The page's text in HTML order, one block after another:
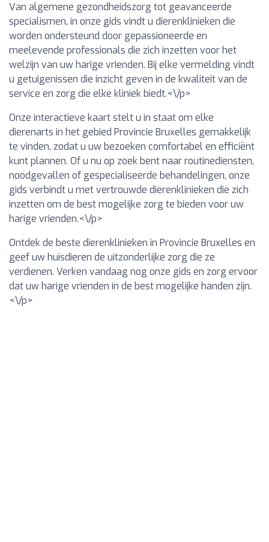
Van algemene gezondheidszorg tot geavanceerde
specialismen, in onze gids vindt u dierenklinieken die
worden ondersteund door gepassioneerde en
meelevende professionals die zich inzetten voor het
welzijn van uw harige vrienden. Bij elke vermelding vindt
u getuigenissen die inzicht geven in de kwaliteit van de
service en zorg die elke kliniek biedt.<\/p>
Onze interactieve kaart stelt u in staat om elke
dierenarts in het gebied Provincie Bruxelles gemakkelijk
te vinden, zodat u uw bezoeken comfortabel en efficiënt
kunt plannen. Of u nu op zoek bent naar routinediensten,
noodgevallen of gespecialiseerde behandelingen, onze
gids verbindt u met vertrouwde dierenklinieken die zich
inzetten om de best mogelijke zorg te bieden voor uw
harige vrienden.<\/p>
Ontdek de beste dierenklinieken in Provincie Bruxelles en
geef uw huisdieren de uitzonderlijke zorg die ze
verdienen. Verken vandaag nog onze gids en zorg ervoor
dat uw harige vrienden in de best mogelijke handen zijn.
<\/p>